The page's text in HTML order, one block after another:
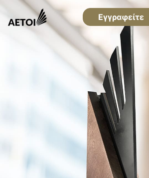
Εγγραφείτε